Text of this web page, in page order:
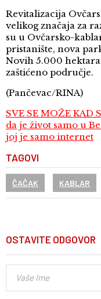
Revitalizacija
velikog značaja za
su u Ovčarsko-
pristanište, nova
Novih 5.000
zaštićeno područje.
(Pančevac/RINA)
SVE SE MOŽE KAD
da je život samo u
joj je samo internet
TAGOVI
ČAČAK KABLAR
OSTAVITE ODGOVOR